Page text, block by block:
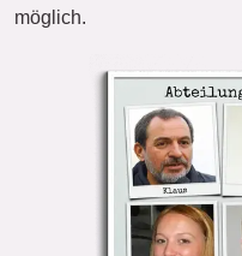
möglich.